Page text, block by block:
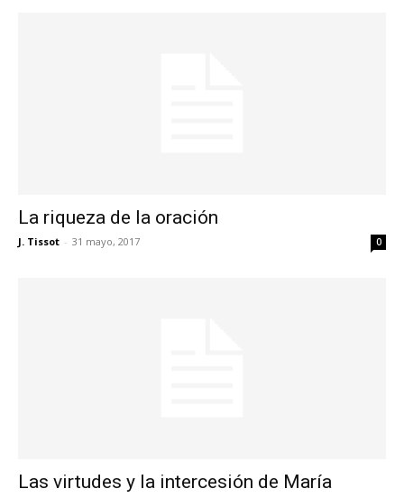
La riqueza de la oración
J. Tissot - 31 mayo, 2017 0
Las virtudes y la intercesión de María